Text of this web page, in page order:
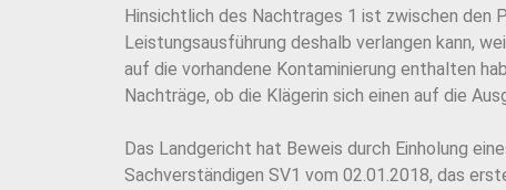
Hinsichtlich des Nachtrages 1 ist zwischen den
Leistungsausführung deshalb verlangen kann,
auf die vorhandene Kontaminierung enthalten
Nachträge, ob die Klägerin sich einen auf die
Das Landgericht hat Beweis durch Einholung
Sachverständigen SV1 vom 02.01.2018, das